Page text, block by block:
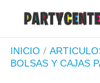
INICIO
BOLSAS Y CAJAS